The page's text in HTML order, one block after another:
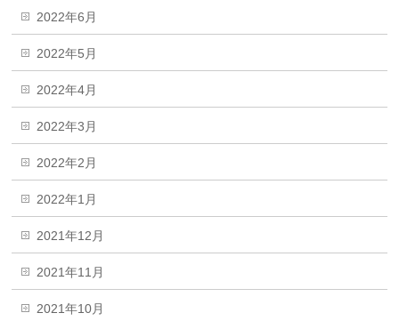
2022年6月
2022年5月
2022年4月
2022年3月
2022年2月
2022年1月
2021年12月
2021年11月
2021年10月